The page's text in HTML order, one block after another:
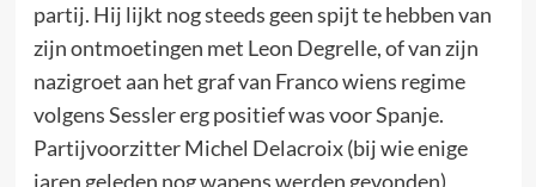
partij. Hij lijkt nog steeds geen spijt te hebben van
zijn ontmoetingen met Leon Degrelle, of van zijn
nazigroet aan het graf van Franco wiens regime
volgens Sessler erg positief was voor Spanje.
Partijvoorzitter Michel Delacroix (bij wie enige
jaren geleden nog wapens werden gevonden)